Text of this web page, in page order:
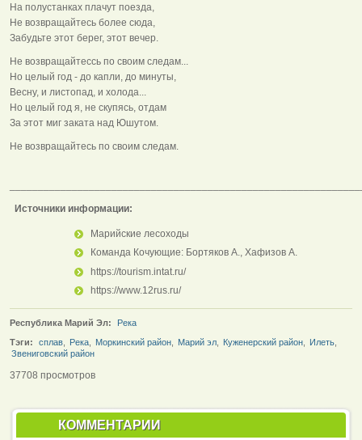
На полустанках плачут поезда,
Не возвращайтесь более сюда,
Забудьте этот берег, этот вечер.
Не возвращайтессь по своим следам...
Но целый год - до капли, до минуты,
Весну, и листопад, и холода...
Но целый год я, не скупясь, отдам
За этот миг заката над Юшутом.
Не возвращайтесь по своим следам.
Источники информации:
Марийские лесоходы
Команда Кочующие: Бортяков А., Хафизов А.
https://tourism.intat.ru/
https://www.12rus.ru/
Республика Марий Эл:
Река
Тэги:
сплав Река Моркинский район Марий эл Куженерский район Илеть
Звениговский район
37708 просмотров
КОММЕНТАРИИ